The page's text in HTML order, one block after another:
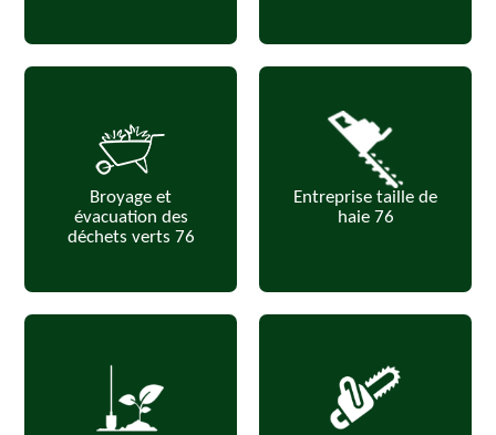
Broyage et
évacuation des
déchets verts 76
Entreprise taille de
haie 76